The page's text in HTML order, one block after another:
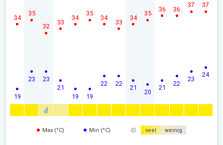
19
34
23
35
23
32
21
33
19
34
19
35
22
34
22
33
21
34
20
35
21
36
22
36
23
37
24
37
Max (°C) Min (°C) veel weinig